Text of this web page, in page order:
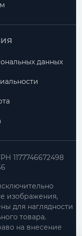
данных
1177746672498
изображения,
для наглядности
товара.
на внесение